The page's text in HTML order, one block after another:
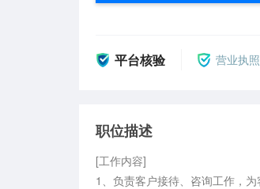
平台核验 营业执照
职位描述
[工作内容]
1、负责客户接待、咨询工作，